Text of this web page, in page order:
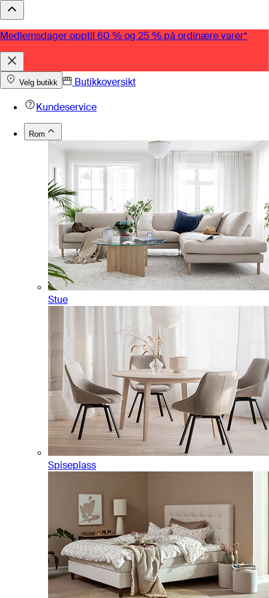
Medlemsdager opptil 60 % og 25 % på ordinære varer*
Velg butikk
Butikkoversikt
Kundeservice
Rom
Stue
Spiseplass